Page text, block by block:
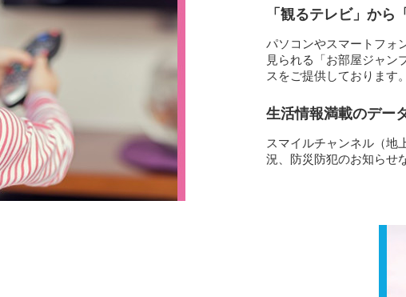
「観るテレビ」から
パソコンやスマートフォ
見られる「お部屋ジャン
スをご提供しております。
生活情報満載のデー
スマイルチャンネル（地
況、防災防犯のお知らせ